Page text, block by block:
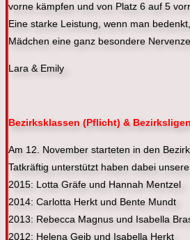
vorne kämpfen und von Platz 6 auf 5
Eine starke Leistung, wenn man
Mädchen eine ganz besondere
Lara & Emily
Bezirksklassen (Pflicht) &
Am 12. November starteten in den
Tatkräftig unterstützt haben dabei
2015: Lotta Gräfe und Hannah Mentzel
2014: Carlotta Herkt und Bente Mundt
2013: Rebecca Magnus und Isabella
2012: Helena Geib und Isabella Herkt